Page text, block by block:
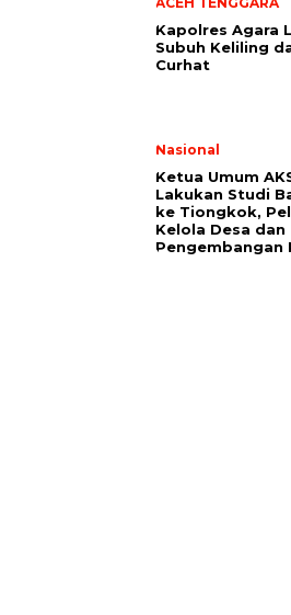
Kapolres Agara
Subuh Keliling
Curhat
Nasional
Ketua Umum
Lakukan Studi
ke Tiongkok,
Kelola Desa dan
Pengembangan